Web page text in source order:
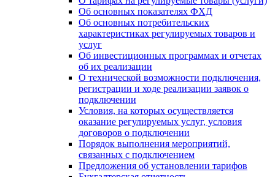
Об основных показателях ФХД
Об основных потребительских
характеристиках регулируемых товаров и
услуг
Об инвестиционных программах и отчетах
об их реализации
О технической возможности подключения,
регистрации и ходе реализации заявок о
подключении
Условия, на которых осуществляется
оказание регулируемых услуг, условия
договоров о подключении
Порядок выполнения мероприятий,
связанных с подключением
Предложения об установлении тарифов